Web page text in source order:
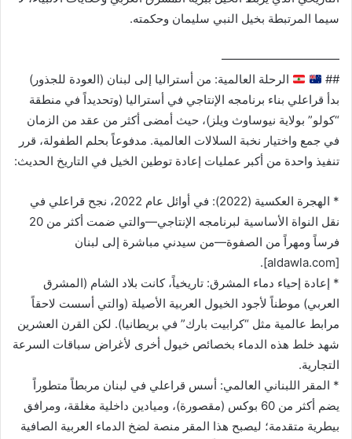
سيما المرتبطة بخيل النبي سليمان وحكمته.
——————————
##
الرحلة العالمية: من أستراليا إلى لبنان (العودة للجذور)
بدأ قراعلي بناء برنامجه الإنتاجي في أستراليا (وتحديداً في منطقة
“كولو” بولاية نيوساوث ويلز)، حيث أمضى أكثر من عقد من الزمان
في جمع واختيار نخبة السلالات العالمية. مدفوعاً بحلم الطفولة، قرر
تنفيذ واحدة من أكبر عمليات إعادة توطين الخيل في التاريخ الحديث:
* الهجرة العكسية (2022): في أوائل عام 2022، نجح قراعلي في
نقل النواة الأساسية لبرنامجه الإنتاجي—والتي ضمت أكثر من 20
فرساً ومهراً من الصفوة—من سيدني مباشرة إلى لبنان
[aldawla.com].
* إعادة إحياء دماء المشرق: تاريخياً، كانت بلاد الشام (المشرق
العربي) موطناً لأجود الخيول العربية الأصيلة (والتي أسست لاحقاً
مرابط عالمية مثل “كرابيت بارك” في بريطانيا). لكن القرن العشرين
شهد خلط هذه الدماء بخصائص خيول أخرى لأغراض سباقات السرعة
التجارية.
* المقر اللبناني العالمي: أسس قراعلي في لبنان مربطاً متطوراً
يضم أكثر من 60 بوكس (مقصورة)، وميادين داخلية مغلقة، ومرافق
بيطرية متقدمة؛ ليصبح هذا المقر منصة لضخ الدماء العربية الصافية